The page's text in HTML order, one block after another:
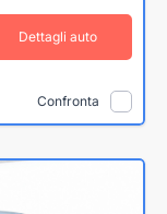
Dettagli auto
Confronta